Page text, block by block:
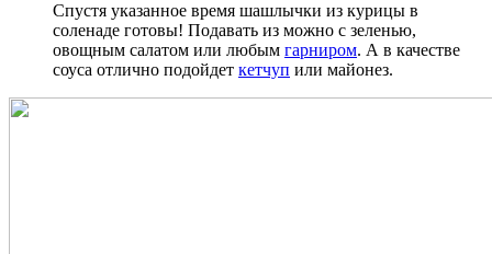
Спустя указанное время шашлычки из курицы в
соленаде готовы! Подавать из можно с зеленью,
овощным салатом или любым гарниром. А в качестве
соуса отлично подойдет кетчуп или майонез.